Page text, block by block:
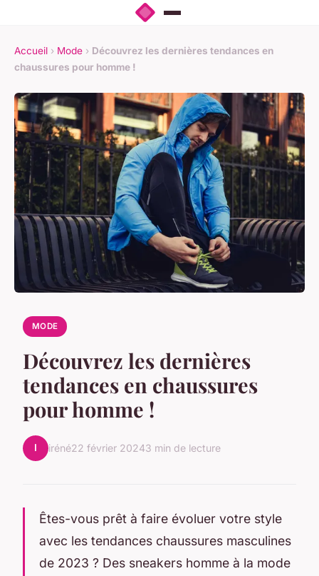
Accueil › Mode › Découvrez les dernières tendances en
chaussures pour homme !
MODE
Découvrez les dernières
tendances en chaussures
pour homme !
I iréné22 février 20243 min de lecture
Êtes-vous prêt à faire évoluer votre style
avec les tendances chaussures masculines
de 2023 ? Des sneakers homme à la mode